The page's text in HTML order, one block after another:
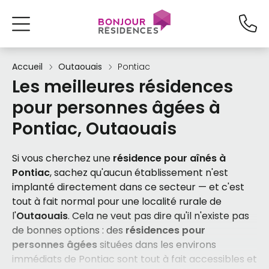
Accueil Outaouais Pontiac
Les meilleures résidences
pour personnes âgées à
Pontiac, Outaouais
Si vous cherchez une résidence pour aînés à
Pontiac, sachez qu'aucun établissement n'est
implanté directement dans ce secteur — et c'est
tout à fait normal pour une localité rurale de
l'Outaouais. Cela ne veut pas dire qu'il n'existe pas
de bonnes options : des résidences pour
personnes âgées situées dans les environs
immédiats de Pontiac sont tout à fait accessibles et